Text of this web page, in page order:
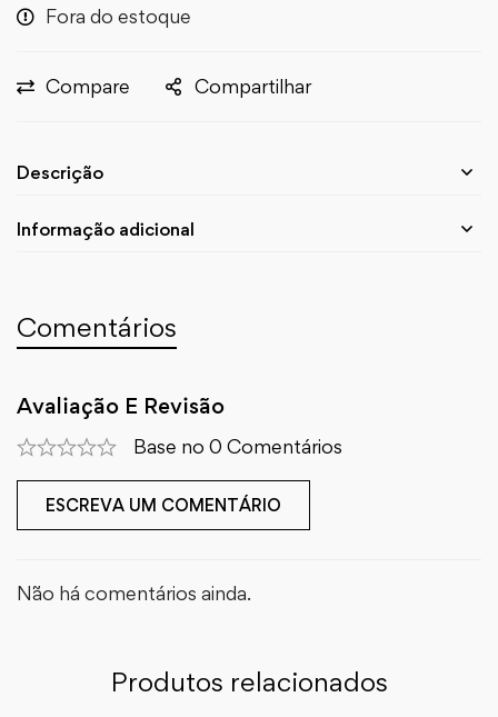
Fora do estoque
Compare Compartilhar
Descrição
Informação adicional
Comentários
Avaliação E Revisão
Base no 0 Comentários
ESCREVA UM COMENTÁRIO
Não há comentários ainda.
Produtos relacionados